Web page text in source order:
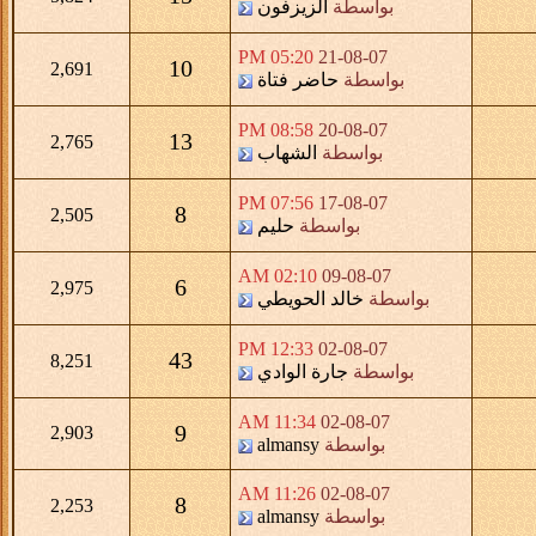
بواسطة الزيزفون
21-08-07
05:20 PM
بواسطة حاضر فتاة 10
2,691
20-08-07
08:58 PM
بواسطة الشهاب 13
2,765
17-08-07
07:56 PM
بواسطة حليم 8
2,505
09-08-07
02:10 AM
بواسطة خالد الحويطي 6
2,975
02-08-07
12:33 PM
بواسطة جارة الوادي 43
8,251
02-08-07
11:34 AM
بواسطة almansy
9
2,903
02-08-07
11:26 AM
بواسطة almansy
8
2,253